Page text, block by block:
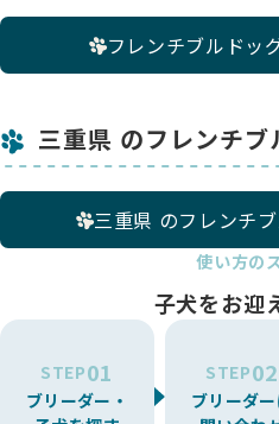
フレンチブルドッ
三重県 のフレンチ
三重県 のフレンチ
使い方の
子犬をお迎
STEP01
ブリーダー・
STEP02
ブリーダ